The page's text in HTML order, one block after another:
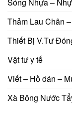
Sóng Nhựa –
Thảm Lau Chân
Thiết Bị V.Tư
Vật tư y tế
Viết – Hồ dán –
Xà Bông Nước